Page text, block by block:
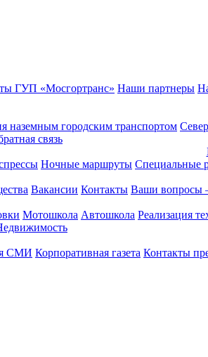
ГУП «Мосгортранс» Наши партнеры
наземным городским транспортом
связь
Ночные маршруты Специальные
Вакансии Контакты Ваши вопросы
Мотошкола Автошкола Реализация
СМИ Корпоративная газета Контакты